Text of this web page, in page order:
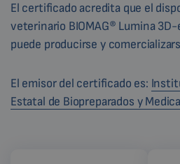
El certificado acredita que el
veterinario BIOMAG® Lumina 3D-
puede producirse y
El emisor del certificado es:
Estatal de Biopreparados y